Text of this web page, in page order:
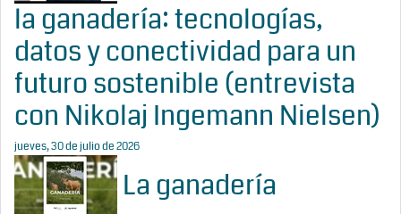
la ganadería: tecnologías,
datos y conectividad para un
futuro sostenible (entrevista
con Nikolaj Ingemann Nielsen)
jueves, 30 de julio de 2026
La ganadería